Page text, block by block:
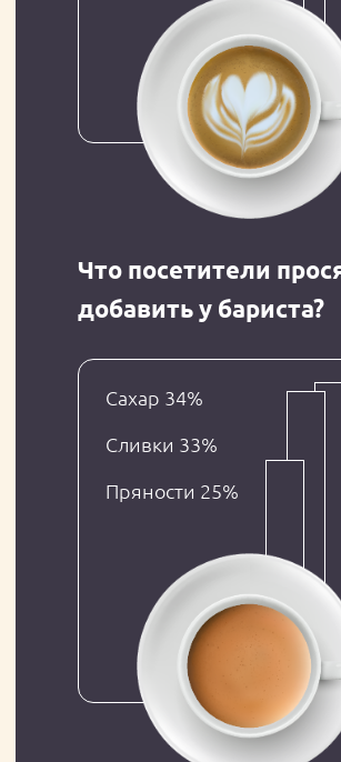
знают: вкус этих напитков зависит не только
от вида кофейных зерен, но, прежде всего, от
молока. Впрочем, качество ингредиентов
важно и для эстетического эффекта — мы про
латте-арт. Чтобы создать из белой пенки и
кофе сложные узоры, нужно четко соблюдать
пропорции. Только высокое содержание
белка в напитке обеспечит глянцевую,
эластичную и устойчивую пену.